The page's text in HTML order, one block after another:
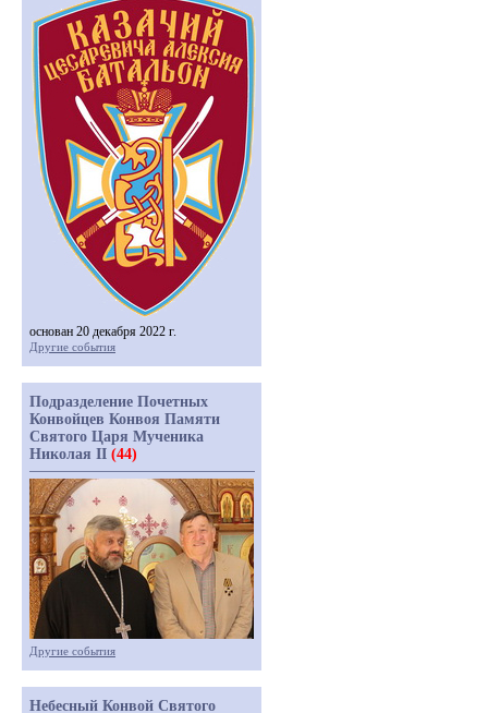
основан 20 декабря 2022 г.
Другие события
Подразделение Почетных
Конвойцев Конвоя Памяти
Святого Царя Мученика
Николая II (44)
Другие события
Небесный Конвой Святого